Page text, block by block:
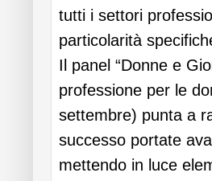
tutti i settori
particolarità
Il panel “Donne e
professione per le
settembre) punta a
successo portate
mettendo in luce